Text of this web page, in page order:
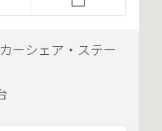
ーシェア・ステー